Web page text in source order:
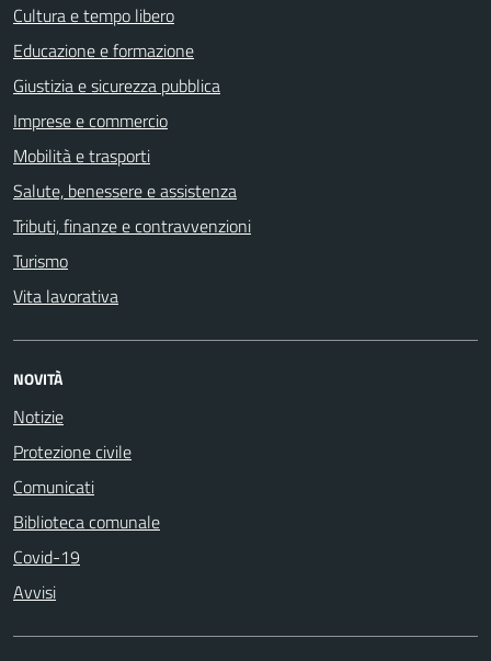
Cultura e tempo libero
Educazione e formazione
Giustizia e sicurezza pubblica
Imprese e commercio
Mobilità e trasporti
Salute, benessere e assistenza
Tributi, finanze e contravvenzioni
Turismo
Vita lavorativa
NOVITÀ
Notizie
Protezione civile
Comunicati
Biblioteca comunale
Covid-19
Avvisi